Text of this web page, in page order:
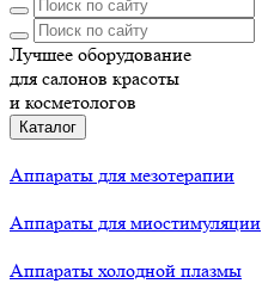
Лучшее оборудование
для салонов красоты
и косметологов
Каталог
Аппараты для мезотерапии
Аппараты для миостимуляции
Аппараты холодной плазмы